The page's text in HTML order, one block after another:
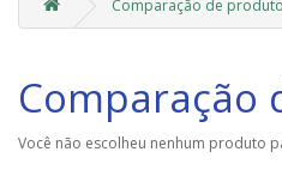
Comparação de
Comparação
Você não escolheu nenhum produto